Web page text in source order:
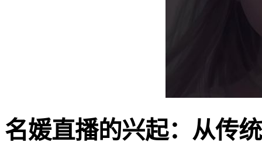
名媛直播的兴起：从传